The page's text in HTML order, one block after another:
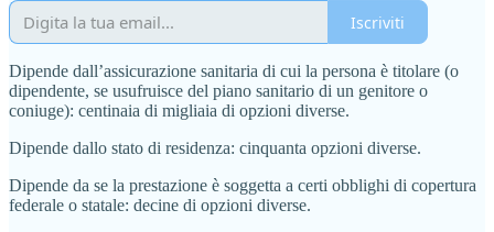
Iscriviti
Dipende dall’assicurazione sanitaria di cui la persona è titolare (o
dipendente, se usufruisce del piano sanitario di un genitore o
coniuge): centinaia di migliaia di opzioni diverse.
Dipende dallo stato di residenza: cinquanta opzioni diverse.
Dipende da se la prestazione è soggetta a certi obblighi di copertura
federale o statale: decine di opzioni diverse.